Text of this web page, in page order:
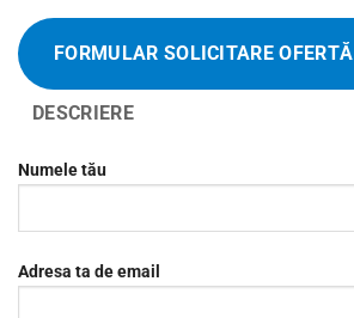
FORMULAR SOLICITARE OFERTĂ
DESCRIERE
Numele tău
Adresa ta de email